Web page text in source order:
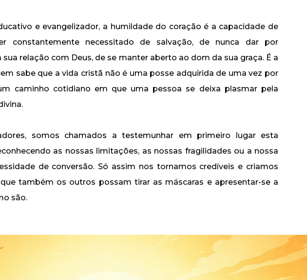
e evangelizador, a humildade do coração é a capacidade de
constantemente necessitado de salvação, de nunca dar por
sua relação com Deus, de se manter aberto ao dom da sua graça. É a
sabe que a vida cristã não é uma posse adquirida de uma vez por
caminho cotidiano em que uma pessoa se deixa plasmar pela
somos chamados a testemunhar em primeiro lugar esta
as nossas limitações, as nossas fragilidades ou a nossa
de conversão. Só assim nos tornamos credíveis e criamos
também os outros possam tirar as máscaras e apresentar-se a
são.